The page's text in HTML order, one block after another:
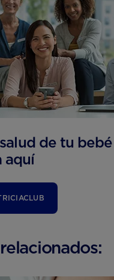
de tu bebé
aquí